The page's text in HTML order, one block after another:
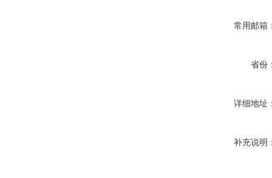
常用邮箱
省份
详细地址
补充说明